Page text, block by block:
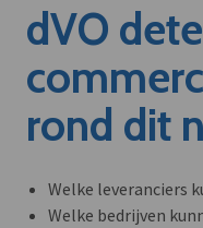
dVO
rond dit
Welke leveranciers
Welke bedrijven